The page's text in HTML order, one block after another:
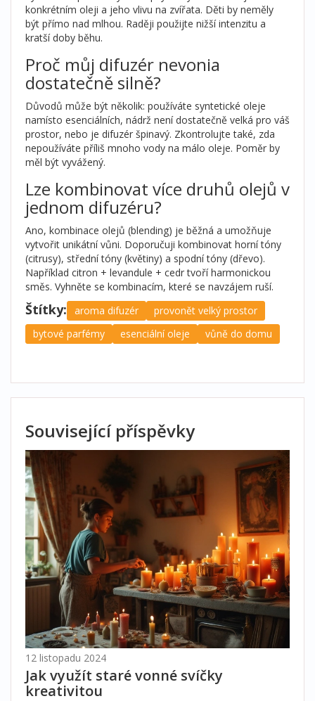
konkrétním oleji a jeho vlivu na zvířata. Děti by neměly
být přímo nad mlhou. Raději použijte nižší intenzitu a
kratší doby běhu.
Proč můj difuzér nevonia
dostatečně silně?
Důvodů může být několik: používáte syntetické oleje
namísto esenciálních, nádrž není dostatečně velká pro váš
prostor, nebo je difuzér špinavý. Zkontrolujte také, zda
nepoužíváte příliš mnoho vody na málo oleje. Poměr by
měl být vyvážený.
Lze kombinovat více druhů olejů v
jednom difuzéru?
Ano, kombinace olejů (blending) je běžná a umožňuje
vytvořit unikátní vůni. Doporučuji kombinovat horní tóny
(citrusy), střední tóny (květiny) a spodní tóny (dřevo).
Například citron + levandule + cedr tvoří harmonickou
směs. Vyhněte se kombinacím, které se navzájem ruší.
Štítky: aroma difuzér
provonět velký prostor
bytové parfémy
esenciální oleje vůně do domu
Související příspěvky
12 listopadu 2024
Jak využít staré vonné svíčky
kreativitou